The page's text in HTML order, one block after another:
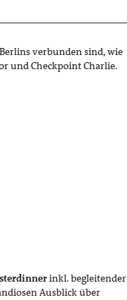
verbunden sind, wie
und Checkpoint Charlie.
inkl. begleitender
Ausblick über